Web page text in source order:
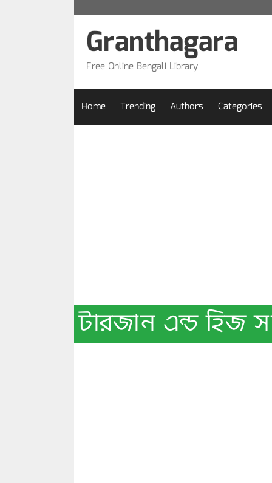
Granthagara
Free Online Bengali Library
Home Trending Authors Categories
টারজান এন্ড হিজ